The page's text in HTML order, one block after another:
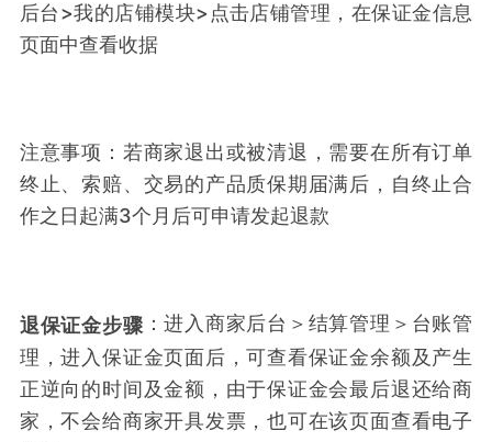
后台>我的店铺模块>点击店铺管理，在保证金信息
页面中查看收据
注意事项：若商家退出或被清退，需要在所有订单
终止、索赔、交易的产品质保期届满后，自终止合
作之日起满3个月后可申请发起退款
退保证金步骤 ：进入商家后台＞结算管理＞台账管
理，进入保证金页面后，可查看保证金余额及产生
正逆向的时间及金额，由于保证金会最后退还给商
家，不会给商家开具发票，也可在该页面查看电子